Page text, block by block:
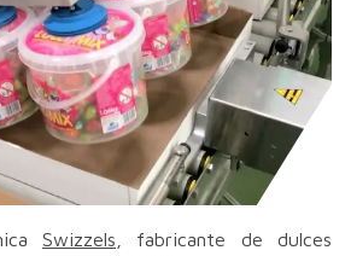
Swizzels , fabricante de dulces